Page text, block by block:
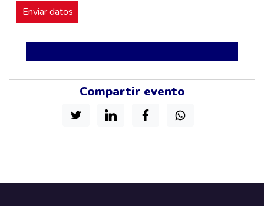
Compartir evento